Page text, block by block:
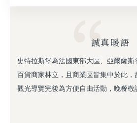
誠真暖語
史特拉斯堡為法國東部大區、亞爾薩
百貨商家林立，且商業區皆集中於此，
觀光導覽完後為方便自由活動，晚餐敬